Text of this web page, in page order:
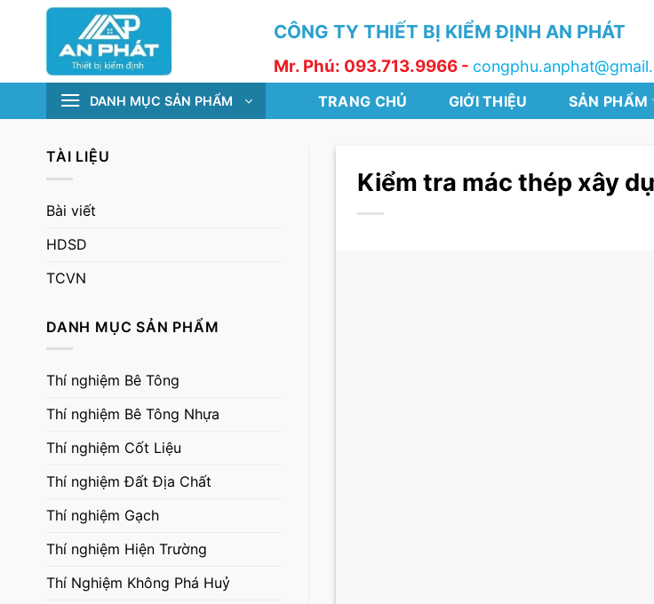
CÔNG TY THIẾT BỊ KIỂM ĐỊNH AN PHÁT
Mr. Phú: 093.713.9966 -
DANH MỤC SẢN PHẨM TRANG CHỦ GIỚI THIỆU SẢN PHẨM
TÀI LIỆU
Bài viết
HDSD
TCVN
DANH MỤC SẢN PHẨM
Thí nghiệm Bê Tông
Thí nghiệm Bê Tông Nhựa
Thí nghiệm Cốt Liệu
Thí nghiệm Đất Địa Chất
Thí nghiệm Gạch
Thí nghiệm Hiện Trường
Thí Nghiệm Không Phá Huỷ
Kiểm tra mác thép xây